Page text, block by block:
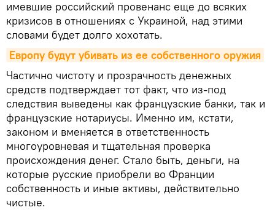
имевшие российский провенанс еще до всяких
кризисов в отношениях с Украиной, над этими
словами будет долго хохотать.
Европу будут убивать из ее собственного оружия
Частично чистоту и прозрачность денежных
средств подтверждает тот факт, что из-под
следствия выведены как французские банки, так и
французские нотариусы. Именно им, кстати,
законом и вменяется в ответственность
многоуровневая и тщательная проверка
происхождения денег. Стало быть, деньги, на
которые русские приобрели во Франции
собственность и иные активы, действительно
чистые.